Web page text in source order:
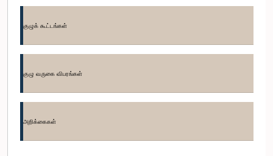
கௌரவ (டாக்டர் திருமதி) சீதா அரம்பேபொல, பா.உ.
குழுக் கூட்டங்கள்
குழு வருகை விபரங்கள்
அறிக்கைகள்